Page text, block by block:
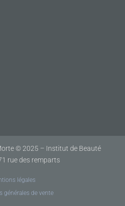
© 2025 – Institut de Beauté
rue des remparts
légales
générales de vente